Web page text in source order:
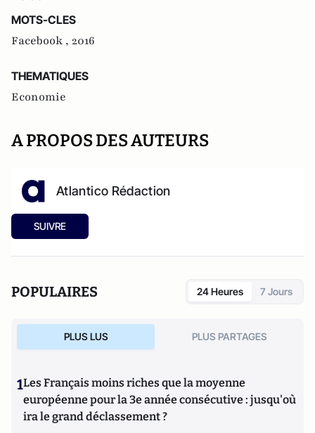
MOTS-CLES
Facebook , 2016
THEMATIQUES
Economie
A PROPOS DES AUTEURS
Atlantico Rédaction
SUIVRE
POPULAIRES 24 Heures 7 Jours
PLUS LUS PLUS PARTAGES
1Les Français moins riches que la moyenne
européenne pour la 3e année consécutive : jusqu'où
ira le grand déclassement ?